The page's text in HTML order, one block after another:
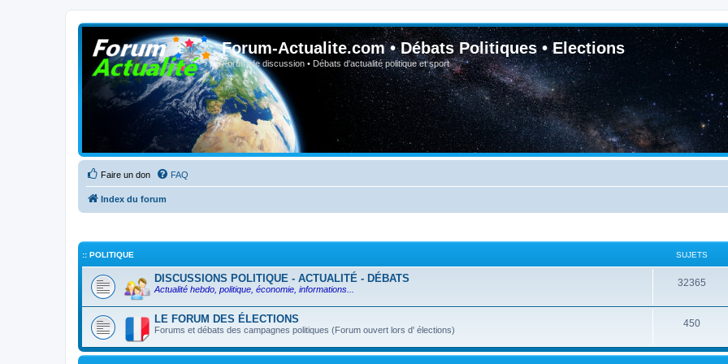
Forum-Actualite.com • Débats Politiques • Elections
Forum de discussion • Débats d'actualité politique et sport
Faire un don FAQ
Index du forum
:: POLITIQUE SUJETS
DISCUSSIONS POLITIQUE - ACTUALITÉ - DÉBATS
Actualité hebdo, politique, économie, informations...
32365
LE FORUM DES ÉLECTIONS
Forums et débats des campagnes politiques (Forum ouvert lors d' élections)
450